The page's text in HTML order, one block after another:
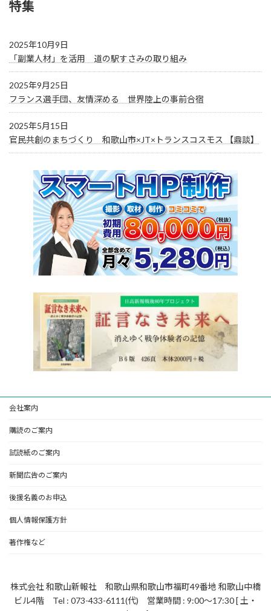
特集
2025年10月9日
「副業人材」を活用 道の駅すさみの取り組み
2025年9月25日
フランス選手団、友情深める 世界陸上の事前合宿
2025年5月15日
官民共創のまちづくり 和歌山市×JT×トランスコスモス 【鼎談】
会社案内
購読のご案内
試読紙のご案内
新聞広告のご案内
後援名義のお申込
個人情報保護方針
著作権など
株式会社 和歌山新報社 和歌山県和歌山市福町49番地 和歌山中橋
ビル4階 Tel : 073-433-6111(代) 営業時間 : 9:00～17:30 [ 土・